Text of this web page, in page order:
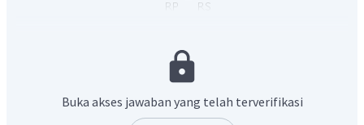
Buka akses jawaban yang telah terverifikasi